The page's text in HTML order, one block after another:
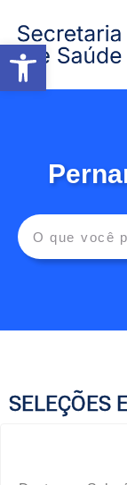
Abrir a
SELEÇÕES